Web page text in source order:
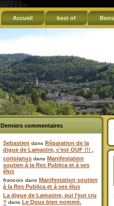
Accueil best of
Derniers commentaires
Sebastien dans Réparation de la
digue de Lamastre, c’est OUF !!! ,
coriolanus dans Manifestation
soutien à la Res Publica et à ses
élus
francois dans Manifestation soutien
à la Res Publica et à ses élus
La digue de Lamastre, qui l’eut cru
? dans Le Doux bien nommé.